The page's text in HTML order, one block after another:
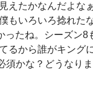
えたかなんだよな
もいろいろ捻れた
ったね。シーズン8
るから誰がキング
須かな？どうなり